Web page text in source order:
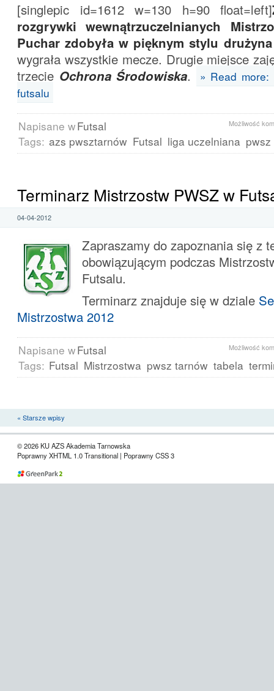
[singlepic id=1612 w=130 h=90 float=left]
rozgrywki wewnątrzuczelnianych
Puchar zdobyła w pięknym stylu
wygrała wszystkie mecze. Drugie miejsce
trzecie Ochrona Środowiska.
» Read more:
futsalu
Możliwość
Napisane wFutsal
Tags: azs pwsztarnów Futsal liga uczelniana
Terminarz Mistrzostw PWSZ w
04-04-2012
Zapraszamy do zapoznania się z
obowiązującym podczas
Futsalu.
Terminarz znajduje się w dziale
Mistrzostwa 2012
Możliwość
Napisane wFutsal
Tags: Futsal Mistrzostwa pwsz tarnów tabela
« Starsze wpisy
© 2026 KU AZS Akademia Tarnowska
Poprawny XHTML 1.0 Transitional | Poprawny CSS 3